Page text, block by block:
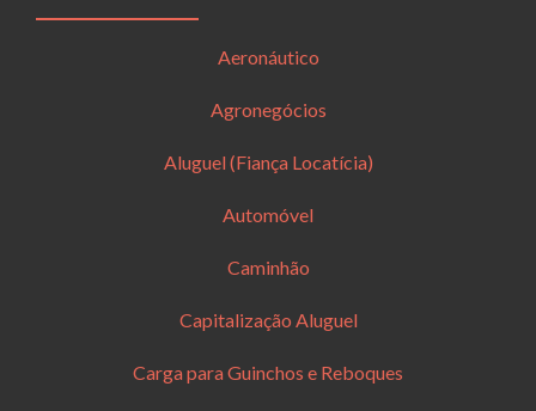
Aeronáutico
Agronegócios
Aluguel (Fiança Locatícia)
Automóvel
Caminhão
Capitalização Aluguel
Carga para Guinchos e Reboques